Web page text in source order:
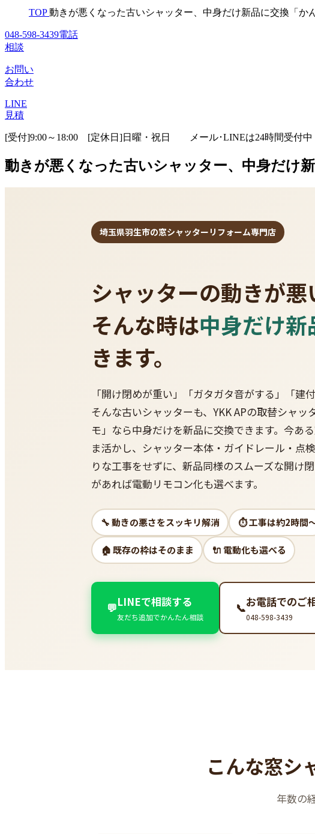
TOP 動きが悪くなった古いシャッター、中身だけ新品に交換「か
048-598-3439電話
相談
お問い
合わせ
LINE
見積
[受付]9:00～18:00 [定休日]日曜・祝日 メール･LINEは24時間受付中
動きが悪くなった古いシャッター、中身だけ
埼玉県羽生市の窓シャッターリフォーム専門店
シャッターの動きが
そんな時は中身だけ新
きます。
「開け閉めが重い」「ガタガタ音がする」「
そんな古いシャッターも、YKK APの取替シャッ
モ」なら中身だけを新品に交換できます。今あ
ま活かし、シャッター本体・ガイドレール・点
りな工事をせずに、新品同様のスムーズな開け
があれば電動リモコン化も選べます。
🔧 動きの悪さをスッキリ解消 ⏱ 工事は約2時間
🏠 既存の枠はそのまま 🔌 電動化も選べる
💬LINEで相談する
友だち追加でかんたん相談
📞お電話でのご
048-598-3439
こんな窓シ
年数の